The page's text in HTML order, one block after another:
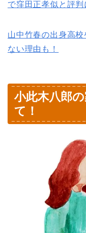
で窪田正孝似と評判
山中竹春の出身高
ない理由も！
小此木八郎
て！